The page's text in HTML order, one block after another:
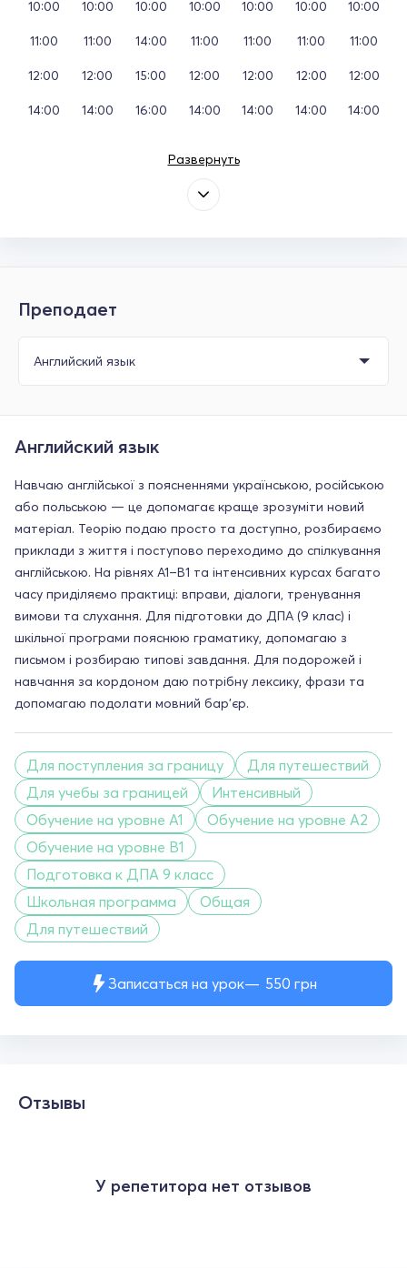
10:00
11:00
12:00
14:00
10:00
11:00
12:00
14:00
10:00
14:00
15:00
16:00
10:00
11:00
12:00
14:00
10:00
11:00
12:00
14:00
10:00
11:00
12:00
14:00
10:00
11:00
12:00
14:00
Развернуть
Преподает
Записаться на урок 550 грн
Английский язык
Навчаю англійської з поясненнями українською, російською
або польською — це допомагає краще зрозуміти новий
матеріал. Теорію подаю просто та доступно, розбираємо
приклади з життя і поступово переходимо до спілкування
англійською. На рівнях A1–B1 та інтенсивних курсах багато
часу приділяємо практиці: вправи, діалоги, тренування
вимови та слухання. Для підготовки до ДПА (9 клас) і
шкільної програми пояснюю граматику, допомагаю з
письмом і розбираю типові завдання. Для подорожей і
навчання за кордоном даю потрібну лексику, фрази та
допомагаю подолати мовний бар’єр.
Для поступления за границу
Для путешествий
Для учебы за границей
Интенсивный
Обучение на уровне A1
Обучение на уровне A2
Обучение на уровне B1
Подготовка к ДПА 9 класс
Школьная программа
Общая
Для путешествий
Отзывы
У репетитора нет отзывов